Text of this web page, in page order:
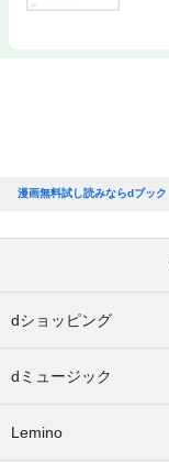
漫画無料試し読みならdブック
dショッピング
dミュージック
Lemino